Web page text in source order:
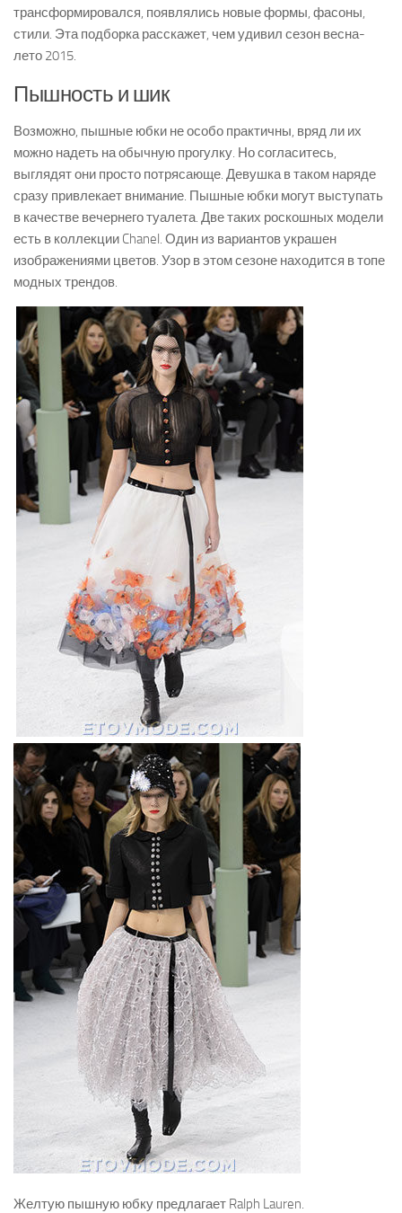
трансформировался, появлялись новые формы, фасоны,
стили. Эта подборка расскажет, чем удивил сезон весна-
лето 2015.
Пышность и шик
Возможно, пышные юбки не особо практичны, вряд ли их
можно надеть на обычную прогулку. Но согласитесь,
выглядят они просто потрясающе. Девушка в таком наряде
сразу привлекает внимание. Пышные юбки могут выступать
в качестве вечернего туалета. Две таких роскошных модели
есть в коллекции Chanel. Один из вариантов украшен
изображениями цветов. Узор в этом сезоне находится в топе
модных трендов.
Желтую пышную юбку предлагает Ralph Lauren.